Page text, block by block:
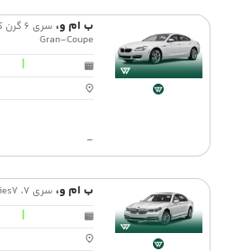
ب ام و،
Gran-Coupe
|
-
ب ام و، سری 7، Bmw Series7
|